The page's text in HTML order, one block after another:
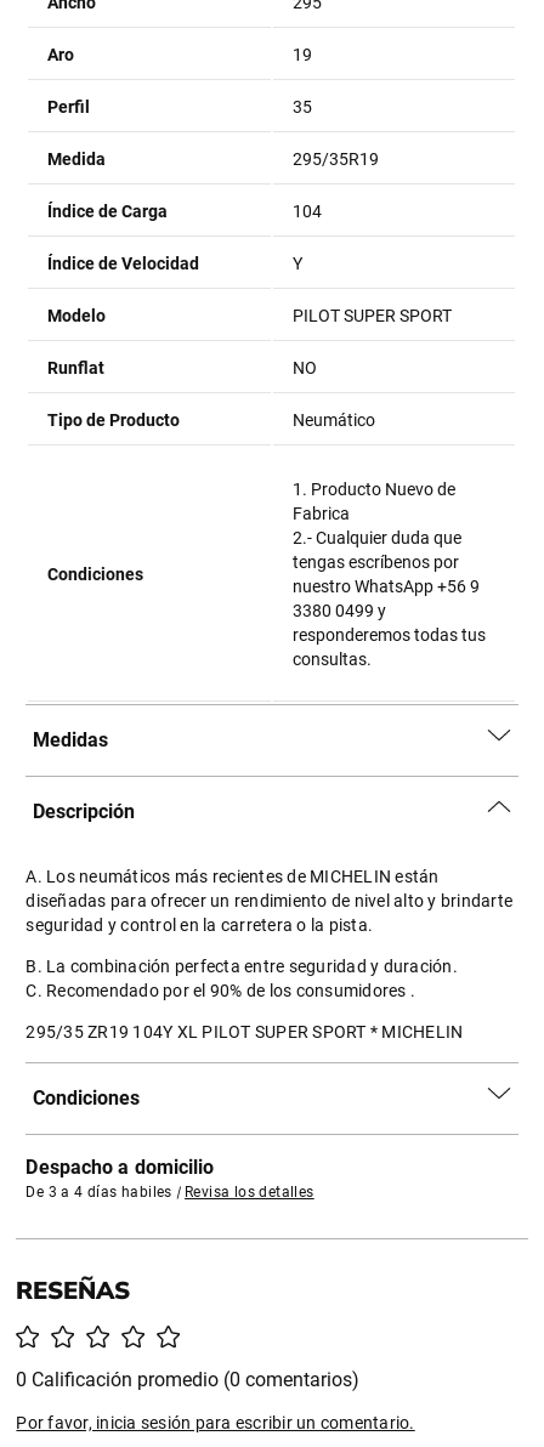
Aro 19
Perfil 35
Medida 295/35R19
Índice de Carga 104
Índice de Velocidad Y
Modelo PILOT SUPER SPORT
Runflat NO
Tipo de Producto Neumático
Condiciones
1. Producto Nuevo de
Fabrica
2.- Cualquier duda que
tengas escríbenos por
nuestro WhatsApp +56 9
3380 0499 y
responderemos todas tus
consultas.
Medidas
Descripción
A. Los neumáticos más recientes de MICHELIN están
diseñadas para ofrecer un rendimiento de nivel alto y brindarte
seguridad y control en la carretera o la pista.
B. La combinación perfecta entre seguridad y duración.
C. Recomendado por el 90% de los consumidores .
295/35 ZR19 104Y XL PILOT SUPER SPORT * MICHELIN
Condiciones
Despacho a domicilio
De 3 a 4 días habiles | Revisa los detalles
0 Calificación promedio (0 comentarios)
Por favor, inicia sesión para escribir un comentario.